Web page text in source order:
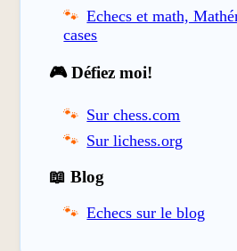
Echecs et math,
cases
🎮 Défiez moi!
Sur chess.com
Sur lichess.org
📖 Blog
Echecs sur le blog